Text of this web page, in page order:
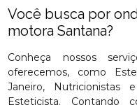
Você busca por
motora Santana?
Conheça nossos
oferecemos, como
Janeiro, Nutricionistas
Esteticista. Contando